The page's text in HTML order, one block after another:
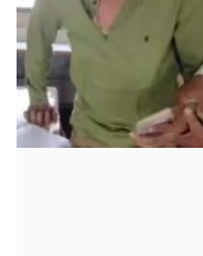
युथ
संशोधन /लेख
शहर